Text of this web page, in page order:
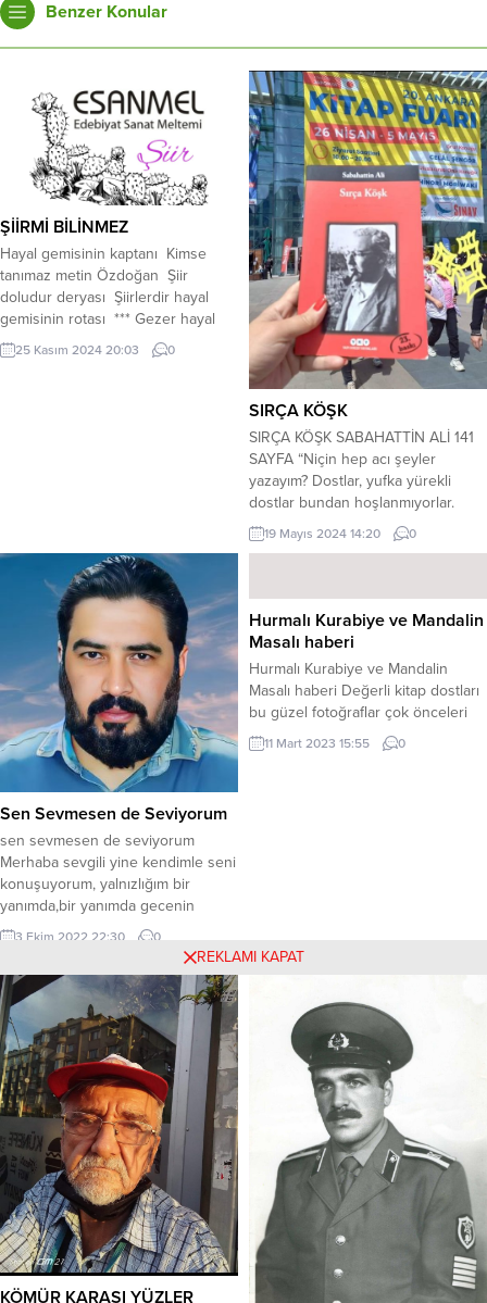
Benzer Konular
ŞİİRMİ BİLİNMEZ
Hayal gemisinin kaptanı Kimse
tanımaz metin Özdoğan Şiir
doludur deryası Şiirlerdir hayal
gemisinin rotası *** Gezer hayal
denizinde Şiir doludur seyir
defterinde Dalgalar şiir getirir
25 Kasım 2024 20:03 0
SIRÇA KÖŞK
SIRÇA KÖŞK SABAHATTİN ALİ 141
SAYFA “Niçin hep acı şeyler
yazayım? Dostlar, yufka yürekli
dostlar bundan hoşlanmıyorlar.
‘Hep kötü, sakat şeyleri mi
göreceksin?’ diyorlar. ‘Hep
satıp izmarit toplayan serseri
çocuklardan; bir kaşık toprak, bir
öldürenlerden; cezaevlerinde
ruhları kemirile kemirile...
19 Mayıs 2024 14:20 0
Sen Sevmesen de Seviyorum
sen sevmesen de seviyorum
Merhaba sevgili yine kendimle seni
konuşuyorum, yalnızlığım bir
yanımda,bir yanımda gecenin
ürperten yüzü, soğuk gecemi sen
kendime, Deliler gibi, Bal
peteğinden süzdüğüm
sözcükleri,doyasıya öpe öpe,
bırakıyordum ceblerine, Seni
kendime anlata anlata
bitiremiyorum, Hiç gün batımında
ellerini tutmamış uslanmayan bir
aşık gibi, Üzgün mahzun ve...
3 Ekim 2022 22:30 0
Hurmalı Kurabiye ve Mandalin
Masalı haberi
Hurmalı Kurabiye ve Mandalin
Masalı haberi Değerli kitap dostları
bu güzel fotoğraflar çok önceleri
geldi ama maalesef ülkemizi ve
bizleri yasa boğan deprem
11 Mart 2023 15:55 0
KÖMÜR KARASI YÜZLER
REKLAMI KAPAT